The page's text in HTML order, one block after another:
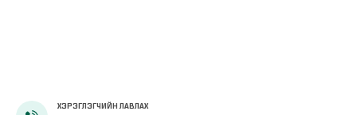
ХЭРЭГЛЭГЧИЙН ЛАВЛАХ